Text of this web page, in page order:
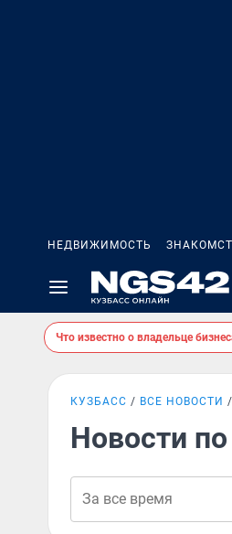
НЕДВИЖИМОСТЬ
Что известно о владельце
КУЗБАСС ВСЕ НОВОСТИ
Новости по